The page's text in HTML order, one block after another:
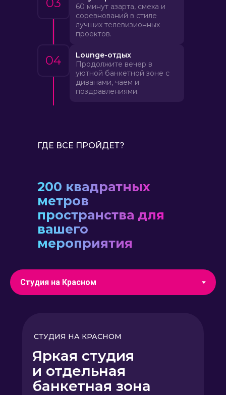
60 минут азарта, смеха и
соревнований в стиле
лучших телевизионных
проектов.
04
Lounge-отдых
Продолжите вечер в
уютной банкетной зоне с
диванами, чаем и
поздравлениями.
ГДЕ ВСЕ ПРОЙДЕТ?
200 квадратных
метров
пространства для
вашего
мероприятия
Яркая студия
и отдельная
банкетная зона
СТУДИЯ НА КРАСНОМ